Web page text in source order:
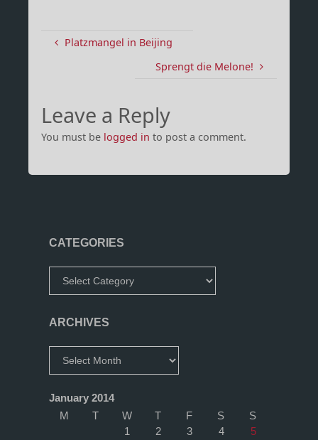
Platzmangel in Beijing
Sprengt die Melone!
Leave a Reply
You must be logged in to post a comment.
CATEGORIES
ARCHIVES
January 2014
M
T W T F S
S
1
2 3 4
5